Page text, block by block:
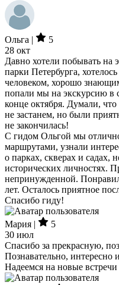
Ольга |
5
28 окт
Давно хотели побывать на
парки Петербурга,
человеком, хорошо
попали мы на экскурсию в
конце октября. Думали,
не застанем, но были
не закончилась!
С гидом Ольгой мы
маршрутами, узнали
о парках, скверах и садах,
исторических личностях.
непринужденной.
лет. Осталось приятное
Спасибо гиду!
Мария |
5
30 июл
Спасибо за прекрасную,
Познавательно, интересно
Надеемся на новые